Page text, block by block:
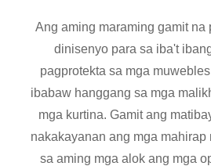
Ang aming maraming gamit na
dinisenyo para sa iba't
pagprotekta sa mga
ibabaw hanggang sa mga
mga kurtina. Gamit ang
nakakayanan ang mga
sa aming mga alok ang mga